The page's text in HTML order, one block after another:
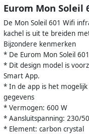
Eurom Mon
De Mon Soleil 601 Wifi
kachel is uit te breiden
Bijzondere kenmerken
* De Eurom Mon Soleil
* Dit design model is
Smart App.
* In de app is het
gegevens
* Vermogen: 600 W
* Aansluitspanning: 230/
* Element: carbon crystal